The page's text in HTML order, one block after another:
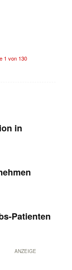
1 von 130
in
Patienten
ANZEIGE